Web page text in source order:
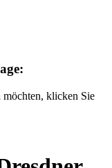
möchten, klicken Sie